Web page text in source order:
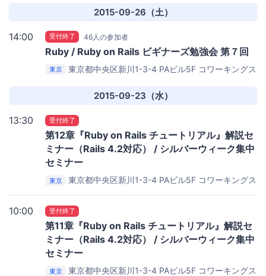
2015-09-26（土）
14:00 受付終了 46人の参加者
Ruby / Ruby on Rails ビギナーズ勉強会 第７回
東京 東京都中央区新川1-3-4 PAビル5F コワーキングス
2015-09-23（水）
13:30 受付終了
第12章『Ruby on Rails チュートリアル』解説セ
ミナー（Rails 4.2対応） / シルバーウィーク集中
セミナー
東京 東京都中央区新川1-3-4 PAビル5F コワーキングス
10:00 受付終了
第11章『Ruby on Rails チュートリアル』解説セ
ミナー（Rails 4.2対応） / シルバーウィーク集中
セミナー
東京 東京都中央区新川1-3-4 PAビル5F コワーキングス